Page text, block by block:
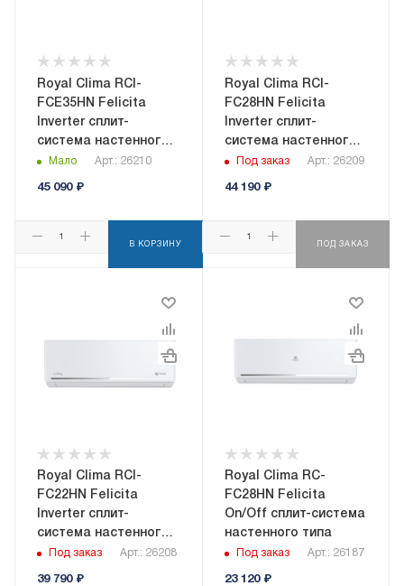
Royal Clima RCI-
FCE35HN Felicita
Inverter сплит-
система настенного
типа
Мало Арт.: 26210
45 090₽
В КОРЗИНУ
Royal Clima RCI-
FC28HN Felicita
Inverter сплит-
система настенного
типаПод заказ Арт.: 26209
44 190₽
ПОД ЗАКАЗ
Royal Clima RCI-
FC22HN Felicita
Inverter сплит-
система настенного
типаПод заказ Арт.: 26208
39 790₽
Royal Clima RC-
FC28HN Felicita
On/Off сплит-система
настенного типа
Под заказ Арт.: 26187
23 120₽